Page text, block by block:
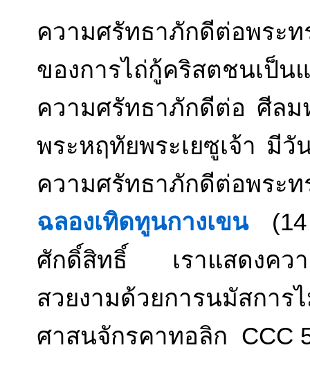
ความศรัทธาภักดีต่อพระ
ของการไถ่กู้คริสตชนเ
ความศรัทธาภักดีต่อ ศีล
พระหฤทัยพระเยซูเจ้า มี
ความศรัทธาภักดีต่อพระ
ฉลองเทิดทูนกางเขน
ศักดิ์สิทธิ์ เราแสดงคว
สวยงามด้วยการนมัส
ศาสนจักรคาทอลิก CCC